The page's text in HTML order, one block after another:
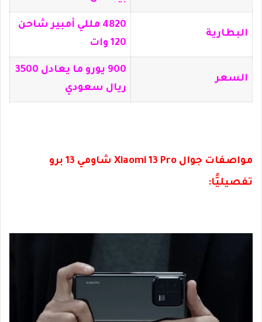
البطارية
4820 مللي أمبير شاحن
120 وات
السعر
900 يورو ما يعادل 3500
ريال سعودي
مواصفات جوال Xiaomi 13 Pro شاومي 13 برو
تفصيليًّا: